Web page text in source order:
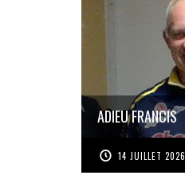
ADIEU FRANCIS
14 JUILLET 2026